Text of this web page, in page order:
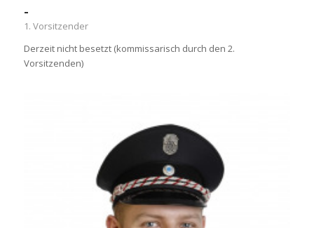
-
1. Vorsitzender
Derzeit nicht besetzt (kommissarisch durch den 2.
Vorsitzenden)